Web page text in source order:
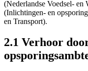
(Nederlandse Voedsel-
(Inlichtingen- en
en Transport).
2.1 Verhoor